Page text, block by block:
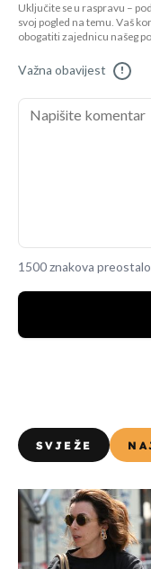
Uključite se u raspravu –
svoj pogled na temu. Vaš
obogatiti zajednicu našeg
Važna obavijest !
1500 znakova preostalo
SVJEŽE